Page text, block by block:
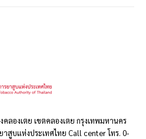
ลองเตย เขตคลองเตย กรุงเทพมหานคร
สูบแห่งประเทศไทย Call center โทร. 0-